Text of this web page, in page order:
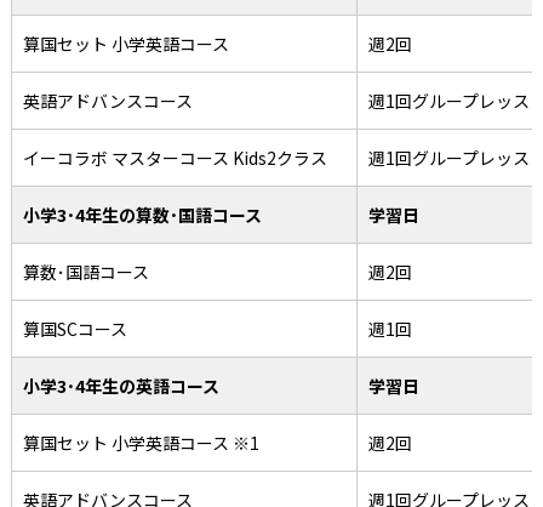
算国セット 小学英語コース 週2回
英語アドバンスコース 週1回グループレッス
イーコラボ マスターコース Kids2クラス 週1回グループレッス
小学3･4年生の算数･国語コース 学習日
算数･国語コース 週2回
算国SCコース 週1回
小学3･4年生の英語コース 学習日
算国セット 小学英語コース ※1 週2回
英語アドバンスコース 週1回グループレッス